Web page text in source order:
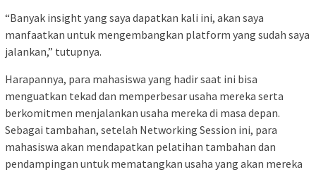
“Banyak insight yang saya dapatkan kali ini, akan saya
manfaatkan untuk mengembangkan platform yang sudah saya
jalankan,” tutupnya.
Harapannya, para mahasiswa yang hadir saat ini bisa
menguatkan tekad dan memperbesar usaha mereka serta
berkomitmen menjalankan usaha mereka di masa depan.
Sebagai tambahan, setelah Networking Session ini, para
mahasiswa akan mendapatkan pelatihan tambahan dan
pendampingan untuk mematangkan usaha yang akan mereka